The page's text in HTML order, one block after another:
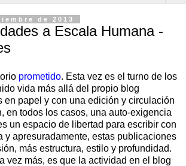
de 2013
a Escala Humana -
prometido. Esta vez es el turno de los
vida más allá del propio blog
en papel y con una edición y circulación
en todos los casos, una auto-exigencia
un espacio de libertad para escribir con
y apresuradamente, estas publicaciones
más estructura, estilo y profundidad.
vez más, es que la actividad en el blog